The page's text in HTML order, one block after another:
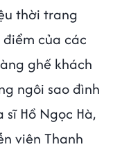
thời trang
của các
ghế khách
ngôi sao đình
Hồ Ngọc Hà,
viên Thanh